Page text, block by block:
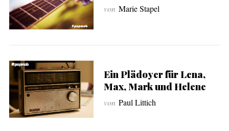
von Marie Stapel
Ein Plädoyer für Lena,
Max, Mark und Helene
von Paul Littich